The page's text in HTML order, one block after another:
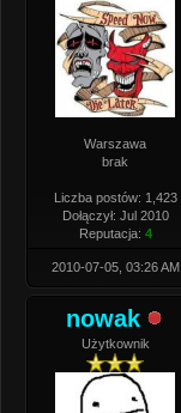
Warszawa
brak
Liczba postów: 1,423
Dołączył: Jul 2010
Reputacja: 4
2010-07-05, 03:26 AM
nowak
Użytkownik